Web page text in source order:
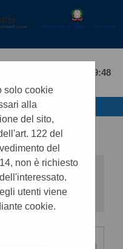
07/08/2026 09:48
solo cookie
alla
del sito,
122 del
del
non è richiesto
utenti viene
cookie.
è possibile
secondo i tempi
dei contratti.
pubbliche
il collegamento